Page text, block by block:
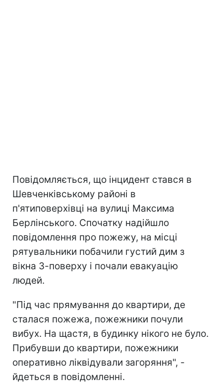
Повідомляється, що інцидент стався в
Шевченківському районі в
п'ятиповерхівці на вулиці Максима
Берлінського. Спочатку надійшло
повідомлення про пожежу, на місці
рятувальники побачили густий дим з
вікна 3-поверху і почали евакуацію
людей.
"Під час прямування до квартири, де
сталася пожежа, пожежники почули
вибух. На щастя, в будинку нікого не було.
Прибувши до квартири, пожежники
оперативно ліквідували загоряння", -
йдеться в повідомленні.